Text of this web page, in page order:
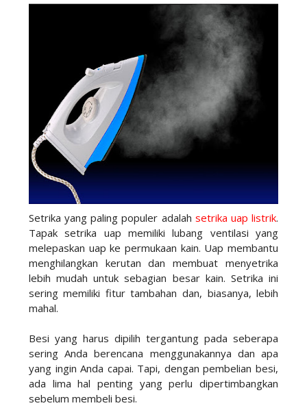
Setrika yang paling populer adalah setrika uap listrik.
Tapak setrika uap memiliki lubang ventilasi yang
melepaskan uap ke permukaan kain. Uap membantu
menghilangkan kerutan dan membuat menyetrika
lebih mudah untuk sebagian besar kain. Setrika ini
sering memiliki fitur tambahan dan, biasanya, lebih
mahal.
Besi yang harus dipilih tergantung pada seberapa
sering Anda berencana menggunakannya dan apa
yang ingin Anda capai. Tapi, dengan pembelian besi,
ada lima hal penting yang perlu dipertimbangkan
sebelum membeli besi.